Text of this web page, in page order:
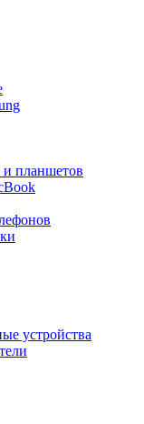
и планшетов
устройства